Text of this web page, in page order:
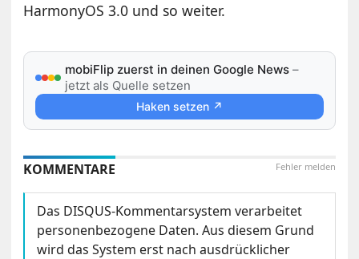
HarmonyOS 3.0 und so weiter.
mobiFlip zuerst in deinen Google News –
jetzt als Quelle setzen
Haken setzen ↗
Fehler melden
KOMMENTARE
Das DISQUS-Kommentarsystem verarbeitet
personenbezogene Daten. Aus diesem Grund
wird das System erst nach ausdrücklicher